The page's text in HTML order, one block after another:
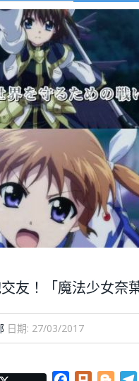
友！「魔法少女奈
日期: 27/03/2017